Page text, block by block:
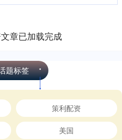
章已加载完成
题标签
策利配资
美国